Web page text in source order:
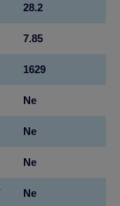
28.2
7.85
1629
Ne
Ne
Ne
Ne